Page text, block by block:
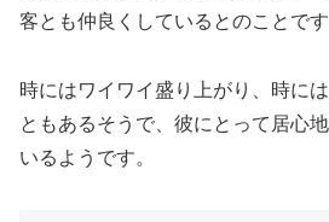
客とも仲良くしているとのことです
時にはワイワイ盛り上がり、時に
ともあるそうで、彼にとって居心
いるようです。